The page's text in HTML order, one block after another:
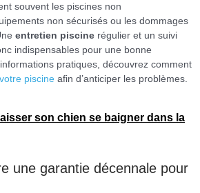
souvent les piscines non
non sécurisés ou les dommages
entretien piscine régulier et un suivi
indispensables pour une bonne
pratiques, découvrez comment
piscine afin d’anticiper les problèmes.
son chien se baigner dans la
une garantie décennale pour